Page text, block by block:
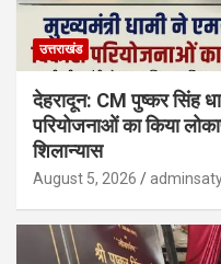
उत्तराखंड
देहरादून: CM पुष्कर सिंह
परियोजनाओं का किया
शिलान्यास
August 5, 2026